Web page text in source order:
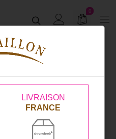
0
LIVRAISON
FRANCE